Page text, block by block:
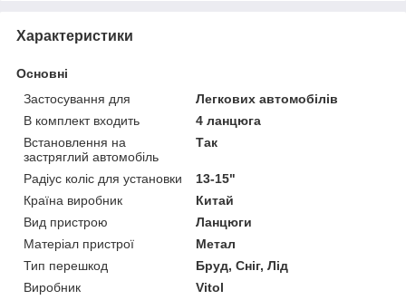
Характеристики
Основні
Застосування для
Легкових автомобілів
В комплект входить
4 ланцюга
Встановлення на
застряглий автомобіль
Так
Радіус коліс для установки
13-15"
Країна виробник
Китай
Вид пристрою
Ланцюги
Матеріал пристрої
Метал
Тип перешкод
Бруд, Сніг, Лід
Виробник
Vitol